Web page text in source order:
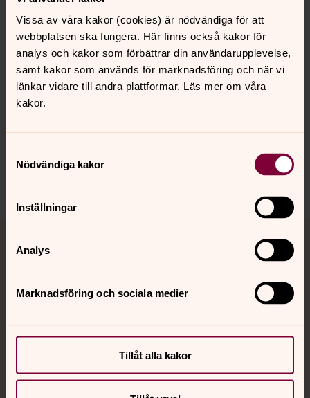
Vissa av våra kakor (cookies) är nödvändiga för att
webbplatsen ska fungera. Här finns också kakor för
analys och kakor som förbättrar din användarupplevelse,
samt kakor som används för marknadsföring och när vi
länkar vidare till andra plattformar. Läs mer om våra
kakor.
Nödvändiga kakor
Inställningar
Analys
Marknadsföring och sociala medier
Tillåt alla kakor
Senast ändrad 17 december 2025
Synpunkter eller frågor på sidans
innehåll?
allerums.pastorat@svenskakyrkan.se
Kontakt